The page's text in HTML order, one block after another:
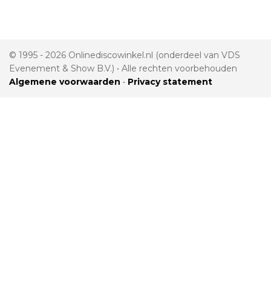
© 1995 - 2026 Onlinediscowinkel.nl (onderdeel van VDS
Evenement & Show B.V.) • Alle rechten voorbehouden
Algemene voorwaarden • Privacy statement